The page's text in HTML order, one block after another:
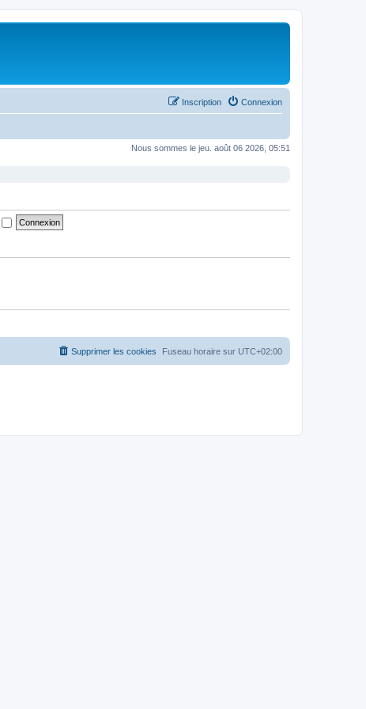
Connexion
Inscription
Nous sommes le jeu. août 06 2026, 05:51
Fuseau horaire sur UTC+02:00
Supprimer les cookies